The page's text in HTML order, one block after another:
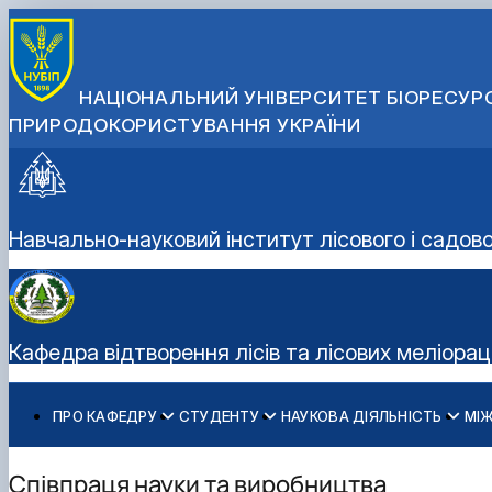
НАЦІОНАЛЬНИЙ УНІВЕРСИТЕТ
ПРИРОДОКОРИСТУВАННЯ УКРАЇНИ
Навчально-науковий інститут лісового і
Кафедра відтворення лісів та лісових
ПРО КАФЕДРУ
Історія кафедри
СТУДЕНТУ
Освітня діяльність
НАУКОВА ДІЯЛЬНІСТЬ
Науково-інноваційна діяльність
Дорадчо-консультативні послуги
Співпраця науки та виробництва